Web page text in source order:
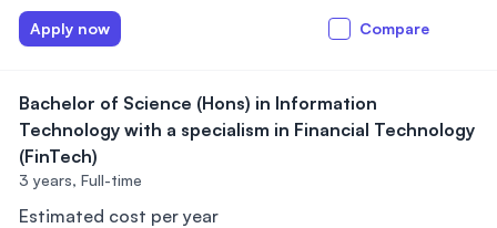
Apply now Compare
Bachelor of Science (Hons) in Information
Technology with a specialism in Financial Technology
(FinTech)
3 years, Full-time
Estimated cost per year